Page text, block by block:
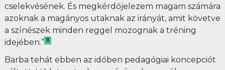
cselekvésének. És megkérdőjelezem magam számára
azoknak a magányos utaknak az irányát, amit követve
a színészek minden reggel mozognak a tréning
idejében.” 11
Barba tehát ebben az időben pedagógiai koncepciót